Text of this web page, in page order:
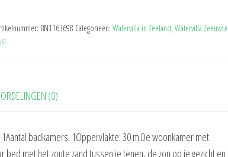
BN1163698 Categorieën: Watervilla in Zeeland, Watervilla Zeeuwse
(0)
badkamers: 1Oppervlakte: 30 m De woonkamer met
met het zoute zand tussen je tenen, de zon op je gezicht en